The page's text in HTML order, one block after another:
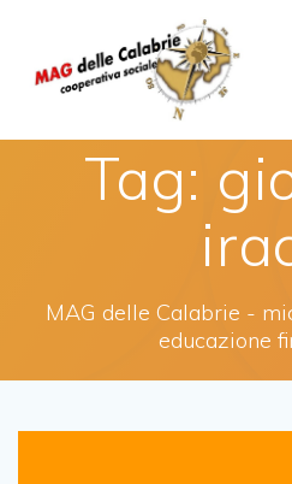
Tag:
MAG delle Calabrie -
educazione